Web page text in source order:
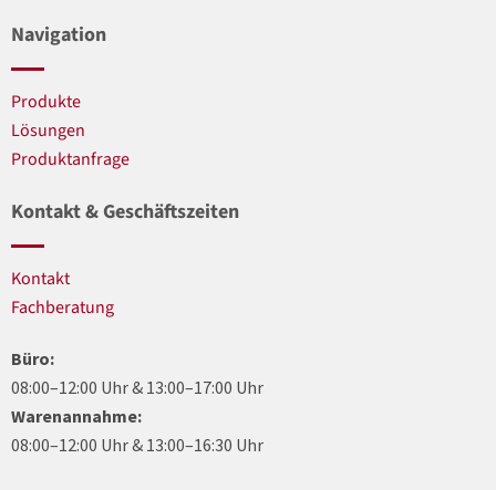
Navigation
Produkte
Lösungen
Produktanfrage
Kontakt & Geschäftszeiten
Kontakt
Fachberatung
Büro:
08:00–12:00 Uhr & 13:00–17:00 Uhr
Warenannahme:
08:00–12:00 Uhr & 13:00–16:30 Uhr